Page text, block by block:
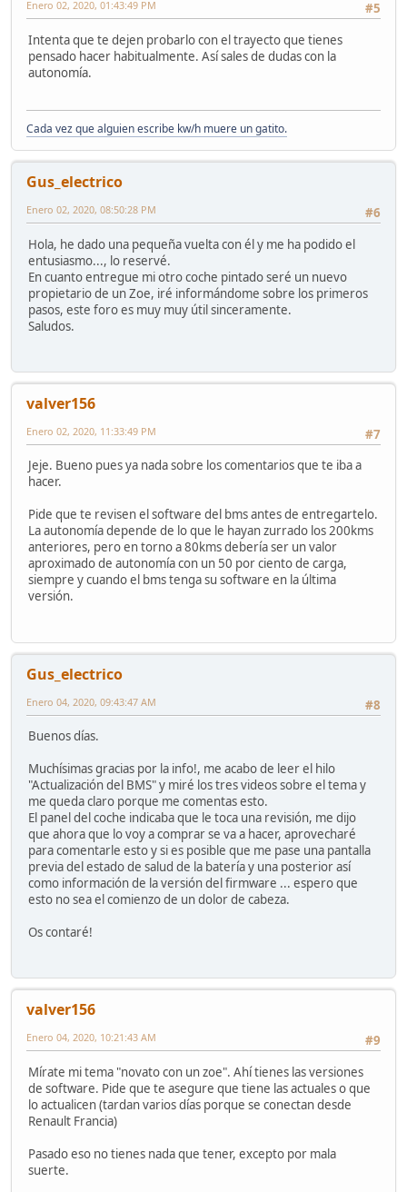
#5
Enero 02, 2020, 01:43:49 PM
Intenta que te dejen probarlo con el trayecto que tienes
pensado hacer habitualmente. Así sales de dudas con la
autonomía.
Cada vez que alguien escribe kw/h muere un gatito.
Gus_electrico
#6
Enero 02, 2020, 08:50:28 PM
Hola, he dado una pequeña vuelta con él y me ha podido el
entusiasmo..., lo reservé.
En cuanto entregue mi otro coche pintado seré un nuevo
propietario de un Zoe, iré informándome sobre los primeros
pasos, este foro es muy muy útil sinceramente.
Saludos.
valver156
#7
Enero 02, 2020, 11:33:49 PM
Jeje. Bueno pues ya nada sobre los comentarios que te iba a
hacer.
Pide que te revisen el software del bms antes de entregartelo.
La autonomía depende de lo que le hayan zurrado los 200kms
anteriores, pero en torno a 80kms debería ser un valor
aproximado de autonomía con un 50 por ciento de carga,
siempre y cuando el bms tenga su software en la última
versión.
Gus_electrico
#8
Enero 04, 2020, 09:43:47 AM
Buenos días.
Muchísimas gracias por la info!, me acabo de leer el hilo
"Actualización del BMS" y miré los tres videos sobre el tema y
me queda claro porque me comentas esto.
El panel del coche indicaba que le toca una revisión, me dijo
que ahora que lo voy a comprar se va a hacer, aprovecharé
para comentarle esto y si es posible que me pase una pantalla
previa del estado de salud de la batería y una posterior así
como información de la versión del firmware ... espero que
esto no sea el comienzo de un dolor de cabeza.
Os contaré!
valver156
#9
Enero 04, 2020, 10:21:43 AM
Mírate mi tema "novato con un zoe". Ahí tienes las versiones
de software. Pide que te asegure que tiene las actuales o que
lo actualicen (tardan varios días porque se conectan desde
Renault Francia)
Pasado eso no tienes nada que tener, excepto por mala
suerte.